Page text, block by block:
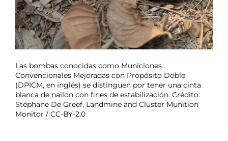
Las bombas conocidas como Municiones
Convencionales Mejoradas con Propósito Doble
(DPICM, en inglés) se distinguen por tener una cinta
blanca de nailon con fines de estabilización. Crédito:
Stéphane De Greef, Landmine and Cluster Munition
Monitor / CC-BY-2.0